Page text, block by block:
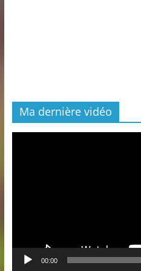
Ma dernière vidéo
00:00